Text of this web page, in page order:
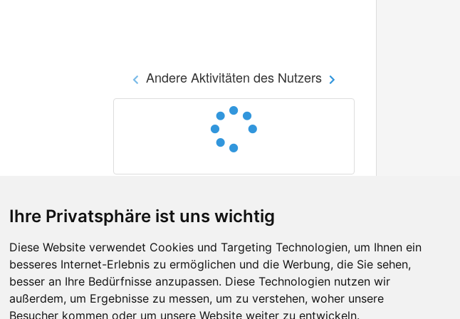
Ihre Privatsphäre ist uns wichtig
Diese Website verwendet Cookies und Targeting Technologien, um Ihnen ein
besseres Internet-Erlebnis zu ermöglichen und die Werbung, die Sie sehen,
besser an Ihre Bedürfnisse anzupassen. Diese Technologien nutzen wir
außerdem, um Ergebnisse zu messen, um zu verstehen, woher unsere
Besucher kommen oder um unsere Website weiter zu entwickeln.
Andere Aktivitäten des Nutzers
Kontakt
Feedback
Fehler melden
Facebook
Twitter
YouTube